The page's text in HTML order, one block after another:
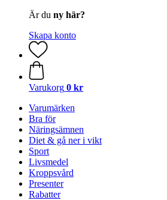
Är du ny här?
Skapa konto
Varukorg 0 kr
Varumärken
Bra för
Näringsämnen
Diet & gå ner i vikt
Sport
Livsmedel
Kroppsvård
Presenter
Rabatter